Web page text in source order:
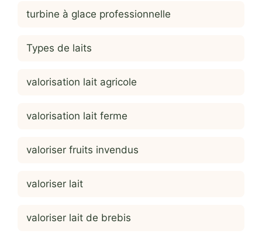
turbine à glace professionnelle
Types de laits
valorisation lait agricole
valorisation lait ferme
valoriser fruits invendus
valoriser lait
valoriser lait de brebis